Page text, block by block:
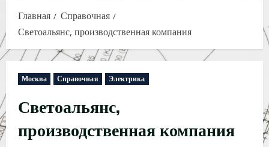
Главная
Справочная
Светоальянс, производственная компания
Москва Справочная Электрика
Светоальянс,
производственная компания